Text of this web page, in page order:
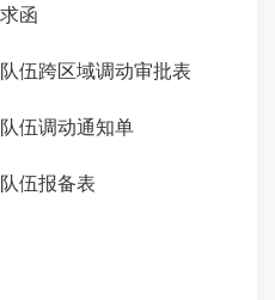
函
跨区域调动审批表
伍调动通知单
伍报备表